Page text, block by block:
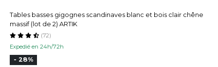
Tables basses gigognes scandinaves blanc et bois clair chêne
massif (lot de 2) ARTIK
Expedié en 24h/72h
(72)
- 28%